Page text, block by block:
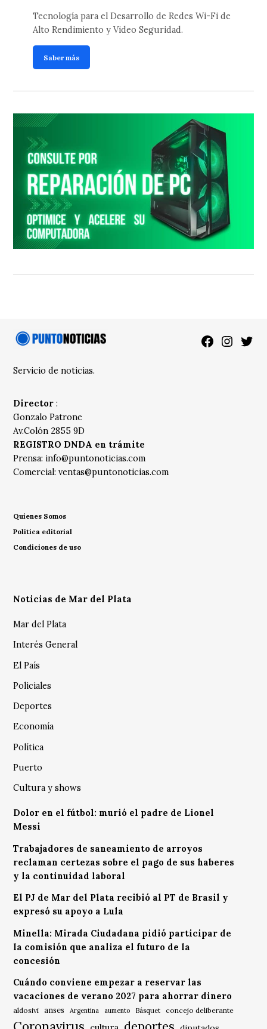
Tecnología para el Desarrollo de Redes Wi-Fi de
Alto Rendimiento y Video Seguridad.
Saber más
Facebook
Servicio de noticias.
Director :
Gonzalo Patrone
Av.Colón 2855 9D
REGISTRO DNDA en trámite
Prensa: info@puntonoticias.com
Comercial:ventas@puntonoticias.com
Quienes Somos
Política editorial
Condiciones de uso
Noticias de Mar del Plata
Mar del Plata
Interés General
El País
Policiales
Deportes
Economía
Política
Puerto
Cultura y shows
Dolor en el fútbol: murió el padre de Lionel
Messi
Trabajadores de saneamiento de arroyos
reclaman certezas sobre el pago de sus haberes
y la continuidad laboral
El PJ de Mar del Plata recibió al PT de Brasil y
expresó su apoyo a Lula
Minella: Mirada Ciudadana pidió participar de
la comisión que analiza el futuro de la
concesión
Cuándo conviene empezar a reservar las
vacaciones de verano 2027 para ahorrar dinero
aldosivi anses Argentina aumento Básquet concejo deliberante